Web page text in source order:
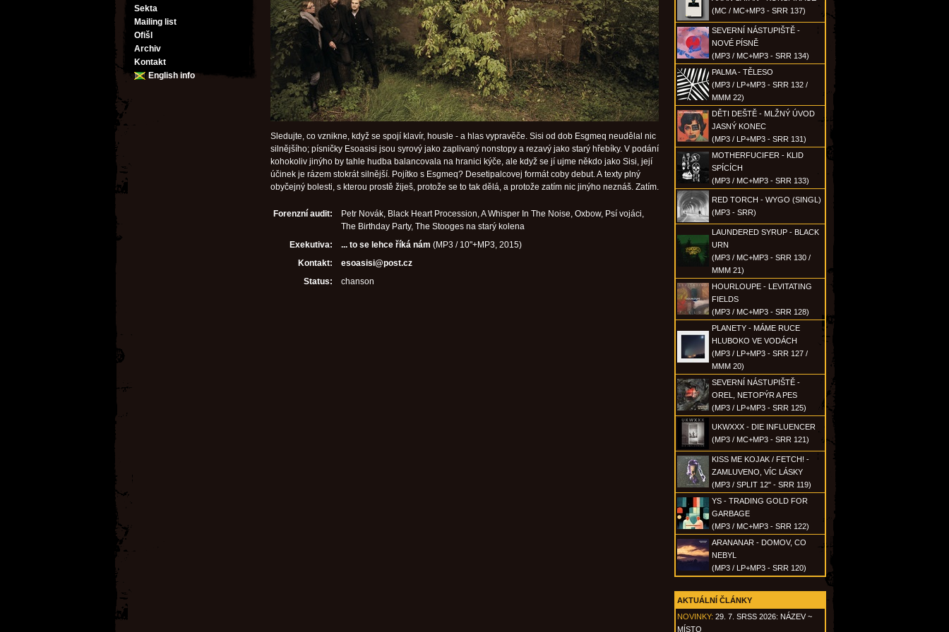
Sekta
Mailing list
Ofišl
Archiv
Kontakt
English info
(MC / MC+MP3 - SRR 137)
SEVERNÍ NÁSTUPIŠTĚ -
NOVÉ PÍSNĚ
(MP3 / MC+MP3 - SRR 134)
PALMA - TĚLESO
(MP3 / LP+MP3 - SRR 132 /
MMM 22)
DĚTI DEŠTĚ - MLŽNÝ ÚVOD
JASNÝ KONEC
(MP3 / LP+MP3 - SRR 131)
MOTHERFUCIFER - KLID
SPÍCÍCH
(MP3 / MC+MP3 - SRR 133)
RED TORCH - WYGO (SINGL)
(MP3 - SRR)
LAUNDERED SYRUP - BLACK
URN
(MP3 / MC+MP3 - SRR 130 /
MMM 21)
HOURLOUPE - LEVITATING
FIELDS
(MP3 / MC+MP3 - SRR 128)
PLANETY - MÁME RUCE
HLUBOKO VE VODÁCH
(MP3 / LP+MP3 - SRR 127 /
MMM 20)
SEVERNÍ NÁSTUPIŠTĚ -
OREL, NETOPÝR A PES
(MP3 / LP+MP3 - SRR 125)
UKWXXX - DIE INFLUENCER
(MP3 / MC+MP3 - SRR 121)
KISS ME KOJAK / FETCH! -
ZAMLUVENO, VÍC LÁSKY
(MP3 / SPLIT 12" - SRR 119)
YS - TRADING GOLD FOR
GARBAGE
(MP3 / MC+MP3 - SRR 122)
ARANANAR - DOMOV, CO
NEBYL
(MP3 / LP+MP3 - SRR 120)
AKTUÁLNÍ ČLÁNKY
NOVINKY: 29. 7. SRSS 2026: NÁZEV ~
MÍSTO
Sledujte, co vznikne, když se spojí klavír, housle - a hlas vypravěče. Sisi od dob Esgmeq neudělal nic
silnějšího; písničky Esoasisi jsou syrový jako zaplivaný nonstopy a rezavý jako starý hřebíky. V podání
kohokoliv jinýho by tahle hudba balancovala na hranici kýče, ale když se jí ujme někdo jako Sisi, její
účinek je rázem stokrát silnější. Pojítko s Esgmeq? Desetipalcovej formát coby debut. A texty plný
obyčejný bolesti, s kterou prostě žiješ, protože se to tak dělá, a protože zatím nic jinýho neznáš. Zatím.
Forenzní audit:
Petr Novák, Black Heart Procession, A Whisper In The Noise, Oxbow, Psí vojáci,
The Birthday Party, The Stooges na starý kolena
Exekutiva:
... to se lehce říká nám (MP3 / 10"+MP3, 2015)
Kontakt:
esoasisi@post.cz
Status:
chanson